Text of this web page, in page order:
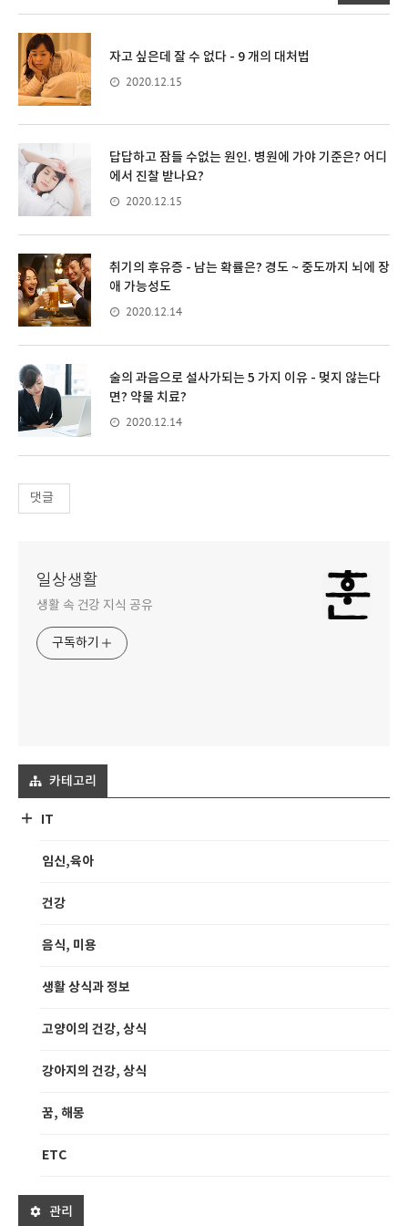
자고 싶은데 잘 수 없다 - 9 개의 대처법
2020.12.15
답답하고 잠들 수없는 원인. 병원에 가야 기준은? 어디
에서 진찰 받나요?
2020.12.15
취기의 후유증 - 남는 확률은? 경도 ~ 중도까지 뇌에 장
애 가능성도
2020.12.14
술의 과음으로 설사가되는 5 가지 이유 - 멎지 않는다
면? 약물 치료?
2020.12.14
댓글
일상생활
생활 속 건강 지식 공유
구독하기
카테고리
IT
임신,육아
건강
음식, 미용
생활 상식과 정보
고양이의 건강, 상식
강아지의 건강, 상식
꿈, 해몽
ETC
관리